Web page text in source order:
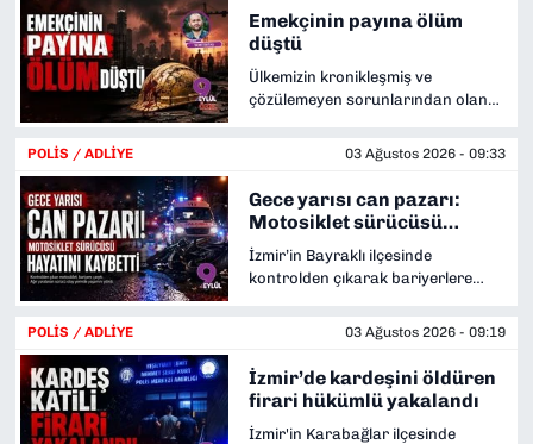
Başkanı İlkay Çiçek’in de
aralarında bulunduğu 13 kişi
gözaltına alındı.
Emekçinin payına ölüm
düştü
Ülkemizin kronikleşmiş ve
çözülemeyen sorunlarından olan
947 emekçi yaşamını yitirirken, bu
ölümlerden 398’i İzmir’de yaşandı.
POLİS / ADLİYE 03 Ağustos 2026 - 09:33
Gece yarısı can pazarı:
Motosiklet sürücüsü
hayatını kaybetti
İzmir’in Bayraklı ilçesinde
kontrolden çıkarak bariyerlere
savruldu. Kazada 28 yaşındaki
sürücü Ali Özen yaşamını
yitirirken, ağır yaralanan Mustafa
Kemal Y.’nin hastanedeki tedavisi
sürüyor.
POLİS / ADLİYE 03 Ağustos 2026 - 09:19
İzmir’de kardeşini öldüren
firari hükümlü yakalandı
İzmir'in Karabağlar ilçesinde